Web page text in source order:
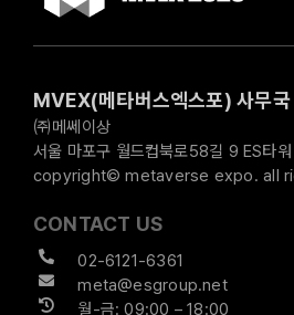
MVEX(메타버스엑스포) 사무국
㈜메쎄이상
서울 마포구 월드컵북로58길 9 ES타
copyright© metaverse expo. all
CONTACT US
02-6121-6361
meta@esgroup.net
월-금: 09:00 – 18:00